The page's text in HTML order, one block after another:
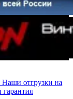
Наши отгрузки на